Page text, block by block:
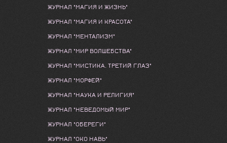
ЖУРНАЛ "МАГИЯ И ЖИЗНЬ"
ЖУРНАЛ "МАГИЯ И КРАСОТА"
ЖУРНАЛ "МЕНТАЛИЗМ"
ЖУРНАЛ "МИР ВОЛШЕБСТВА"
ЖУРНАЛ "МИСТИКА. ТРЕТИЙ ГЛАЗ"
ЖУРНАЛ "МОРФЕЙ"
ЖУРНАЛ "НАУКА И РЕЛИГИЯ"
ЖУРНАЛ "НЕВЕДОМЫЙ МИР"
ЖУРНАЛ "ОБЕРЕГИ"
ЖУРНАЛ "ОКО НАВЬ"